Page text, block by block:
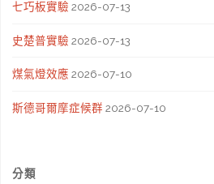
七巧板實驗 2026-07-13
史楚普實驗 2026-07-13
煤氣燈效應 2026-07-10
斯德哥爾摩症候群 2026-07-10
分類